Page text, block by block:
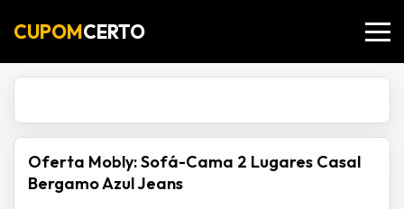
CUPOMCERTO
Oferta Mobly: Sofá-Cama 2 Lugares Casal
Bergamo Azul Jeans